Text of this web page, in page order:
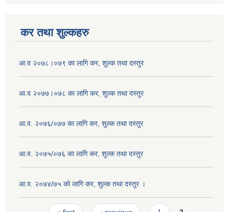
कर तथा शुल्कहरु
आ.व २०७८।०७९ का लागि कर, शुल्क तथा दस्तुर
आ.व २०७७।०७८ का लागि कर, शुल्क तथा दस्तुर
आ.व. २०७६/०७७ का लागि कर, शुल्क तथा दस्तुर
आ.व. २०७५/०७६ का लागि कर, शुल्क तथा दस्तुर
आ.व. २०७४/७५ को लागि कर, शुल्क तथा दस्तुर ।